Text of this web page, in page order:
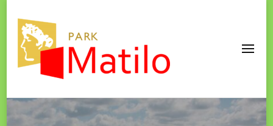
Park Matilo